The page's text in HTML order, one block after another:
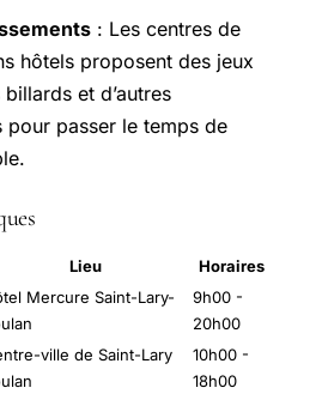
: Les centres de
hôtels proposent des jeux
et d’autres
pour passer le temps de
Lieu Horaires
Mercure Saint-Lary-
9h00 -
20h00
ville de Saint-Lary
10h00 -
18h00